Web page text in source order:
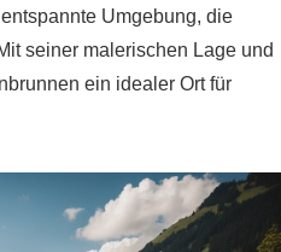
Umgebung, die
seiner malerischen Lage und
ein idealer Ort für